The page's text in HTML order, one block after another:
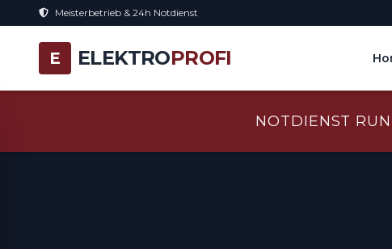
Meisterbetrieb & 24h Notdienst
E ELEKTROPROFI
NOTDIENST